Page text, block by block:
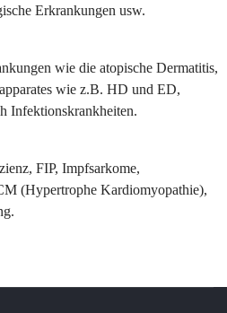
Erkrankungen usw.
wie die atopische Dermatitis,
wie z.B. HD und ED,
Infektionskrankheiten.
FIP, Impfsarkome,
(Hypertrophe Kardiomyopathie),